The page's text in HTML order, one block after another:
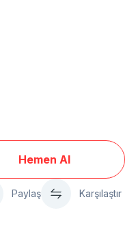
Hemen Al
Paylaş Karşılaştır